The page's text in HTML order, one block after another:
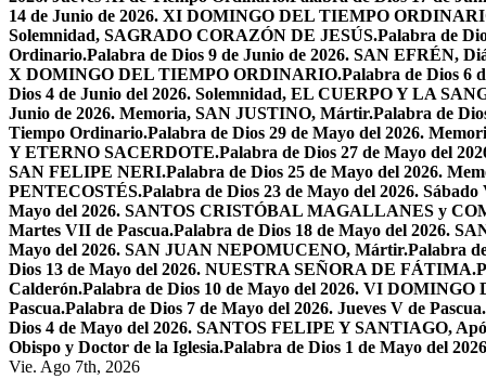
14 de Junio de 2026. XI DOMINGO DEL TIEMPO
Solemnidad, SAGRADO CORAZÓN DE JESÚS.Palabra de
Ordinario.Palabra de Dios 9 de Junio de 2026. SAN EFRÉN,
X DOMINGO DEL TIEMPO ORDINARIO.Palabra de Dios 6
Dios 4 de Junio del 2026. Solemnidad, EL CUERPO Y LA
Junio de 2026. Memoria, SAN JUSTINO, Mártir.Palabra de
Tiempo Ordinario.Palabra de Dios 29 de Mayo del 2026.
Y ETERNO SACERDOTE.Palabra de Dios 27 de Mayo del
SAN FELIPE NERI.Palabra de Dios 25 de Mayo del 2026.
PENTECOSTÉS.Palabra de Dios 23 de Mayo del 2026.
Mayo del 2026. SANTOS CRISTÓBAL MAGALLANES y
Martes VII de Pascua.Palabra de Dios 18 de Mayo del 2026.
Mayo del 2026. SAN JUAN NEPOMUCENO, Mártir.Palabra
Dios 13 de Mayo del 2026. NUESTRA SEÑORA DE FÁTIMA.
Calderón.Palabra de Dios 10 de Mayo del 2026. VI DOMINGO
Pascua.Palabra de Dios 7 de Mayo del 2026. Jueves V de Pascua.
Dios 4 de Mayo del 2026. SANTOS FELIPE Y SANTIAGO,
Obispo y Doctor de la Iglesia.Palabra de Dios 1 de Mayo del
Vie. Ago 7th, 2026